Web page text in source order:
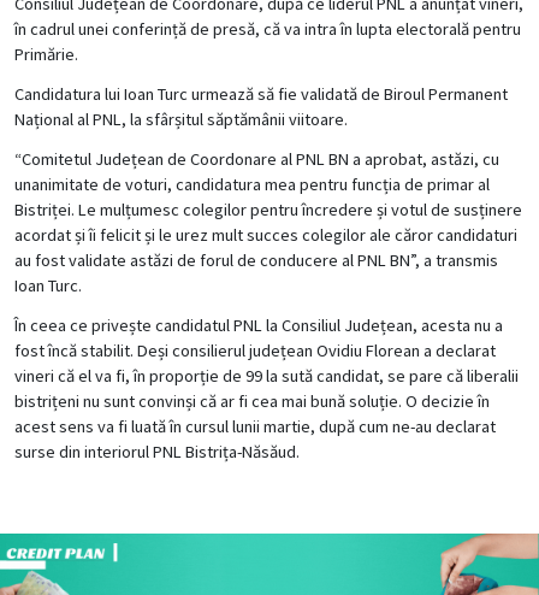
în cadrul unei conferință de presă, că va intra în lupta electorală pentru
Primărie.
Candidatura lui Ioan Turc urmează să fie validată de Biroul Permanent
Național al PNL, la sfârșitul săptămânii viitoare.
“Comitetul Județean de Coordonare al PNL BN a aprobat, astăzi, cu
unanimitate de voturi, candidatura mea pentru funcția de primar al
Bistriței. Le mulțumesc colegilor pentru încredere și votul de susținere
acordat și îi felicit și le urez mult succes colegilor ale căror candidaturi
au fost validate astăzi de forul de conducere al PNL BN”, a transmis
Ioan Turc.
În ceea ce privește candidatul PNL la Consiliul Județean, acesta nu a
fost încă stabilit. Deși consilierul județean Ovidiu Florean a declarat
vineri că el va fi, în proporție de 99 la sută candidat, se pare că liberalii
bistrițeni nu sunt convinși că ar fi cea mai bună soluție. O decizie în
acest sens va fi luată în cursul lunii martie, după cum ne-au declarat
surse din interiorul PNL Bistrița-Năsăud.